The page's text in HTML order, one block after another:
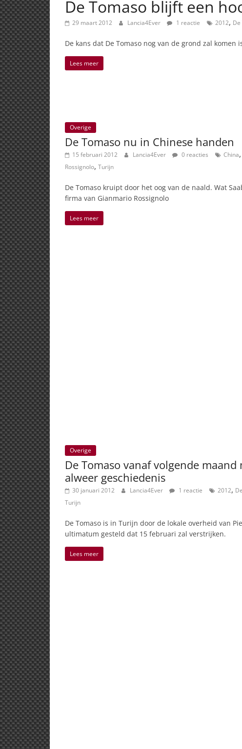
De Tomaso blijft een
29 maart 2012 Lancia4Ever 1 reactie 2012,
De kans dat De Tomaso nog van de grond zal
Lees meer
Overige
De Tomaso nu in Chinese handen
15 februari 2012 Lancia4Ever 0 reacties China,
Rossignolo, Turijn
De Tomaso kruipt door het oog van de naald. Wat
firma van Gianmario Rossignolo
Lees meer
Overige
De Tomaso vanaf volgende maand
alweer geschiedenis
30 januari 2012 Lancia4Ever 1 reactie 2012,
Turijn
De Tomaso is in Turijn door de lokale overheid van
ultimatum gesteld dat 15 februari zal verstrijken.
Lees meer